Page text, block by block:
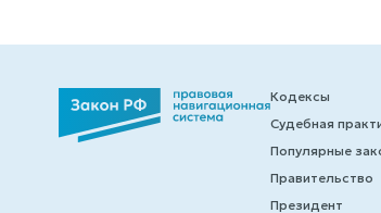
Кодексы
Судебная
Популярные
Правительство
Президент